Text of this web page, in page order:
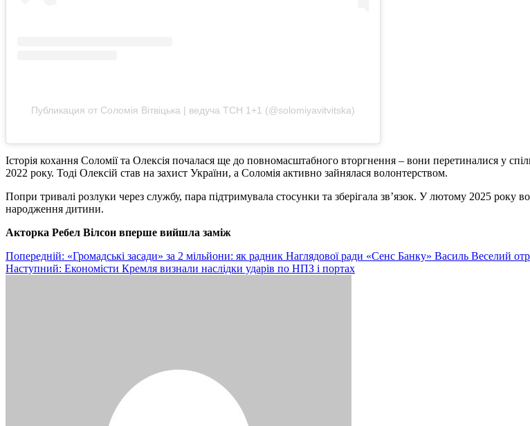
Публикация от Соломія Вітвіцька | ведуча ТСН 1+1 (@solomiyavitvitska)
Історія кохання Соломії та Олексія почалася ще до повномасштабного вторгнення – вони перетиналися у
2022 року. Тоді Олексій став на захист України, а Соломія активно зайнялася волонтерством.
Попри тривалі розлуки через службу, пара підтримувала стосунки та зберігала зв’язок. У лютому 2025
народження дитини.
Акторка Ребел Вілсон вперше вийшла заміж
Навігація
записів
Попередній: «Громадські засади» за 2 мільйони: як радник Наглядової ради «Сенс Банку» Василь Веселий
Наступний: Економісти Кремля визнали наслідки ударів по НПЗ і портах